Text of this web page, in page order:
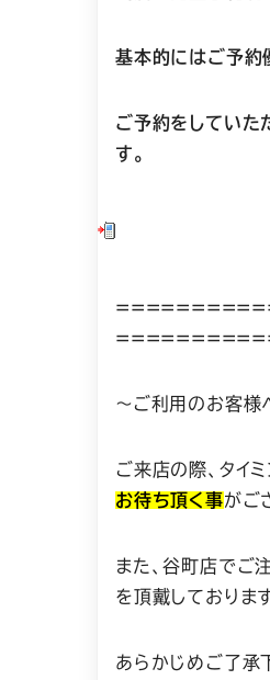
基本的にはご予約
ご予約をしていた
す。
～ご利用のお客様
ご来店の際、タイ
お待ち頂く事がご
また、谷町店でご
を頂戴しておりま
あらかじめご了承